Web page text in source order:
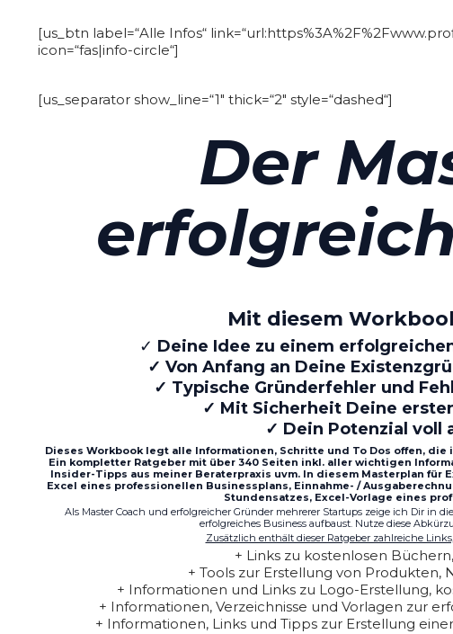
[us_btn label=“Alle Infos“
icon=“fas|info-circle“]
[us_separator show_line=“1″ thick=“2″ style=“dashed“]
Der
Mit diesem
✓ Deine Idee zu einem
✓ Von Anfang an Deine
✓ Typische Gründerfehler und
✓ Mit Sicherheit Deine
✓ Dein Potenzial voll
Dieses Workbook legt alle Informationen, Schritte und To Dos offen,
Ein kompletter Ratgeber mit über 340 Seiten inkl. aller wichtigen
Insider-Tipps aus meiner Beraterpraxis uvm. In diesem Masterplan
Excel eines professionellen Businessplans, Einnahme- /
Stundensatzes, Excel-Vorlage eines
Als Master Coach und erfolgreicher Gründer mehrerer Startups zeige ich Dir in
erfolgreiches Business aufbaust. Nutze diese
Zusätzlich enthält dieser Ratgeber zahlreiche
+ Links zu kostenlosen
+ Tools zur Erstellung von Produkten,
+ Informationen und Links zu Logo-Erstellung,
+ Informationen, Verzeichnisse und Vorlagen zur
+ Informationen, Links und Tipps zur Erstellung